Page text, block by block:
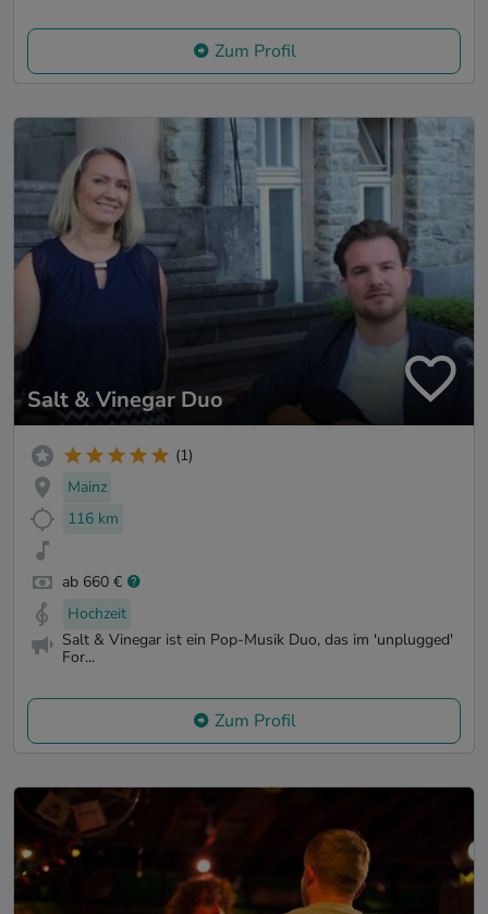
Zum Profil
Salt & Vinegar Duo
(1)
Mainz
116 km
ab 660 €
Hochzeit
Salt & Vinegar ist ein Pop-Musik Duo, das im 'unplugged'
For...
Zum Profil